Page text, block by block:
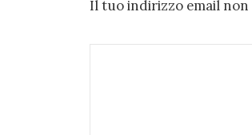
Il tuo indirizzo email non